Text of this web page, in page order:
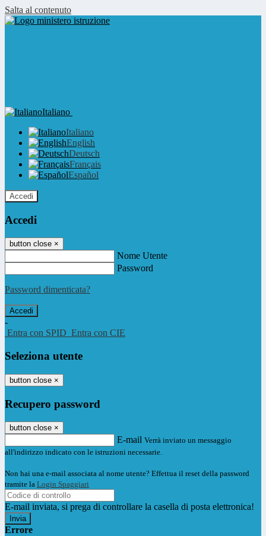
Salta al contenuto
Italiano
Italiano
English
Deutsch
Français
Español
Accedi
Accedi
button close ×
Nome Utente
Password
Password dimenticata?
-
Entra con SPID Entra con CIE
Seleziona utente
button close ×
Recupero password
button close ×
E-mail Verrà inviato un messaggio
all'indirizzo indicato con le istruzioni necessarie.
Non hai una e-mail associata al nome utente? Effettua il reset della password
tramite la Login Spaggiari
E-mail inviata, si prega di controllare la casella di posta elettronica!
Errore